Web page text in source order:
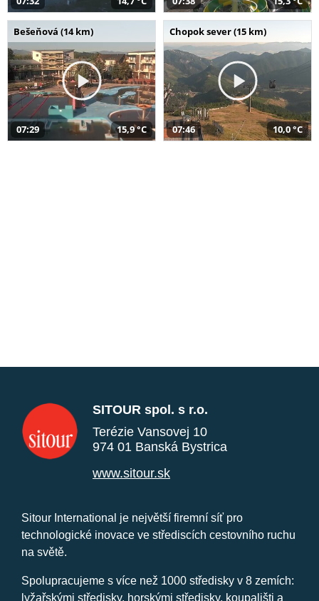
Bešeňová (14 km)
07:29 15,9 °C
Chopok sever (15 km)
07:46 10,0 °C
SITOUR spol. s r.o.
Terézie Vansovej 10
974 01 Banská Bystrica
www.sitour.sk
Sitour International je největší firemní síť pro
technologické inovace ve střediscích cestovního ruchu
na světě.
Spolupracujeme s více než 1000 středisky v 8 zemích:
lyžařskými středisky, horskými středisky, koupališti a